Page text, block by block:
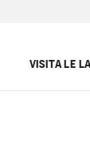
VISITA LE